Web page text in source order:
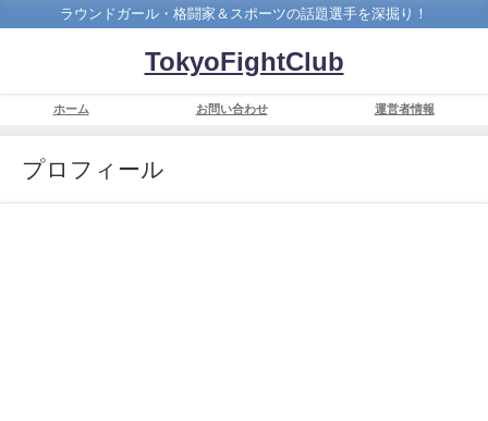
ラウンドガール・格闘家＆スポーツの話題選手を深掘り！
TokyoFightClub
ホーム お問い合わせ 運営者情報
プロフィール